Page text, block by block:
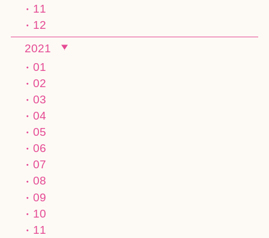
11
12
2021
01
02
03
04
05
06
07
08
09
10
11